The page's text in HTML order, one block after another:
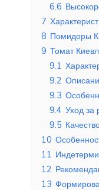
6.6
7
8 Помидоры
9 Томат
9.1
9.2
9.3
9.4 Уход за
9.5
10
11
12
13